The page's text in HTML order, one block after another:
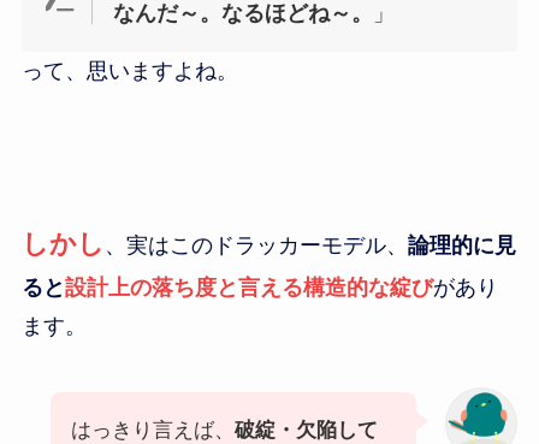
なんだ～。なるほどね～。
」
って、思いますよね。
しかし 、実はこのドラッカーモデル、 論理的に見
ると設計上の落ち度と言える構造的な綻びがあり
ます。
はっきり言えば、 破綻・欠陥して